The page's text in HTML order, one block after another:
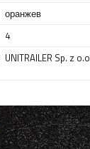
оранжев
4
UNITRAILER Sp. z o.o